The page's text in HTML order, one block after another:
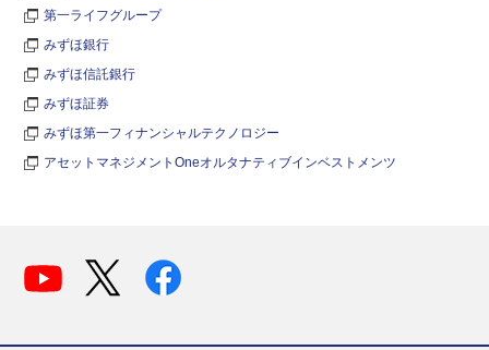
第一ライフグループ
みずほ銀行
みずほ信託銀行
みずほ証券
みずほ第一フィナンシャルテクノロジー
アセットマネジメントOneオルタナティブインベストメンツ